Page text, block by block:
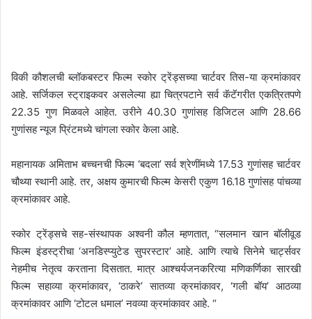
विकी कौशलची ब्लॉकबस्टर फिल्म स्कोर ट्रेंड्सच्या चार्टवर तिस-या क्रमांकावर
आहे. सर्जिकल स्ट्राइकवर असलेल्या ह्या चित्रपटाने सर्व कॅटॅगरीत एकत्रितपणे
22.35 गुण मिळवले आहेत. उरीने 40.30 गुणांसह डिजिटल आणि 28.66
गुणांसह न्यूज प्रिंटमध्ये चांगला स्कोर केला आहे.
महानायक अमिताभ बच्चनची फिल्म ‘बदला’ सर्व श्रेणींमध्ये 17.53 गुणांसह चार्टवर
चौथ्या स्थानी आहे. तर, अक्षय कुमारची फिल्म केसरी एकुण 16.18 गुणांसह पांचव्या
क्रमांकावर आहे.
स्कोर ट्रेंड्सचे सह-संस्थापक अश्वनी कौल म्हणतात, “सलमान खान बॉलीवूड
फिल्म इंडस्ट्रीचा ‘अनडिस्प्युटेड सुपरस्टार’ आहे. आणि त्याचे सिनेमे चार्ट्सवर
नेहमीच नेतृत्व करताना दिसतात. मात्र आश्चर्यजनकरित्या मणिकर्णिका सारखी
फिल्म सहाव्या क्रमांकावर, ‘ठाकरे’ सातव्या क्रमांकावर, ‘गली बॉय’ आठव्या
क्रमांकावर आणि ‘टोटल धमाल’ नवव्या क्रमांकावर आहे. “